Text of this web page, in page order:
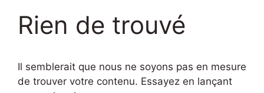
Rien de trouvé
Il semblerait que nous ne soyons pas en mesure
de trouver votre contenu. Essayez en lançant